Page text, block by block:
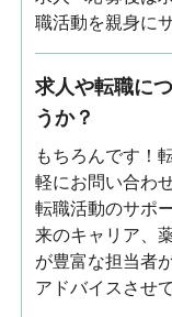
職活動を親身に
求人や転職に
うか？
もちろんです！
軽にお問い合わ
転職活動のサポ
来のキャリア、
が豊富な担当者
アドバイスさせ